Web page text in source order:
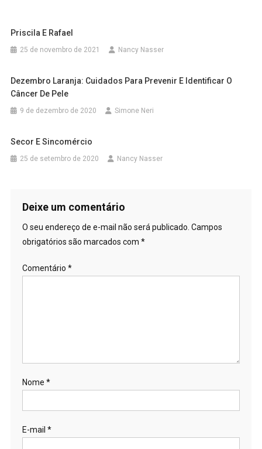
Priscila E Rafael
25 de novembro de 2021 Nancy Nasser
Dezembro Laranja: Cuidados Para Prevenir E Identificar O
Câncer De Pele
9 de dezembro de 2020 Simone Neri
Secor E Sincomércio
25 de setembro de 2020 Nancy Nasser
Deixe um comentário
O seu endereço de e-mail não será publicado. Campos
obrigatórios são marcados com *
Comentário *
Nome *
E-mail *